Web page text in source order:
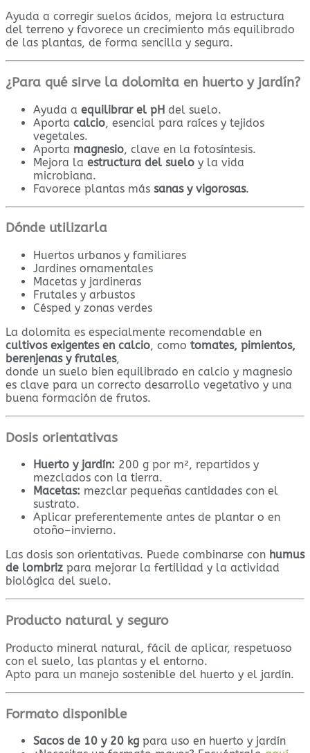
Ayuda a corregir suelos ácidos, mejora la estructura
del terreno y favorece un crecimiento más equilibrado
de las plantas, de forma sencilla y segura.
¿Para qué sirve la dolomita en huerto y jardín?
Ayuda a equilibrar el pH del suelo.
Aporta calcio, esencial para raíces y tejidos
vegetales.
Aporta magnesio, clave en la fotosíntesis.
Mejora la estructura del suelo y la vida
microbiana.
Favorece plantas más sanas y vigorosas.
Dónde utilizarla
Huertos urbanos y familiares
Jardines ornamentales
Macetas y jardineras
Frutales y arbustos
Césped y zonas verdes
La dolomita es especialmente recomendable en
cultivos exigentes en calcio, como tomates, pimientos,
berenjenas y frutales,
donde un suelo bien equilibrado en calcio y magnesio
es clave para un correcto desarrollo vegetativo y una
buena formación de frutos.
Dosis orientativas
Huerto y jardín: 200 g por m², repartidos y
mezclados con la tierra.
Macetas: mezclar pequeñas cantidades con el
sustrato.
Aplicar preferentemente antes de plantar o en
otoño–invierno.
Las dosis son orientativas. Puede combinarse con humus
de lombriz para mejorar la fertilidad y la actividad
biológica del suelo.
Producto natural y seguro
Producto mineral natural, fácil de aplicar, respetuoso
con el suelo, las plantas y el entorno.
Apto para un manejo sostenible del huerto y el jardín.
Formato disponible
Sacos de 10 y 20 kg para uso en huerto y jardín